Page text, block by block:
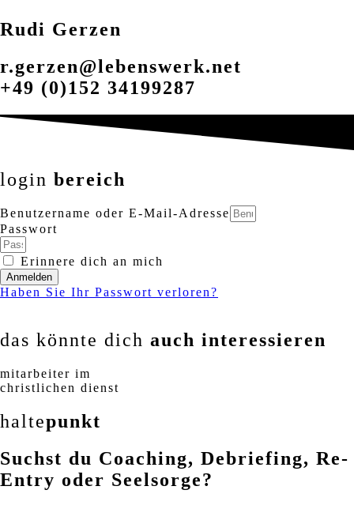
Rudi Gerzen
r.gerzen@lebenswerk.net
+49 (0)152 34199287
login bereich
Benutzername oder E-Mail-Adresse
Passwort
Erinnere dich an mich
Anmelden
Haben Sie Ihr Passwort verloren?
das könnte dich auch interessieren
mitarbeiter im
christlichen dienst
haltepunkt
Suchst du Coaching, Debriefing, Re-
Entry oder Seelsorge?